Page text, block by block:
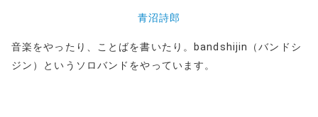
青沼詩郎
音楽をやったり、ことばを書いたり。bandshijin（バンドシ
ジン）というソロバンドをやっています。